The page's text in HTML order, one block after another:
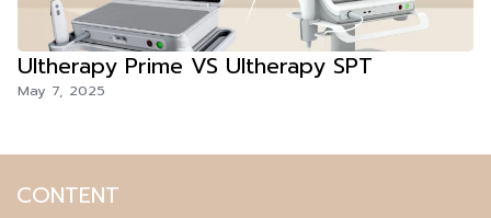
Ultherapy Prime VS Ultherapy SPT
May 7, 2025
CONTENT